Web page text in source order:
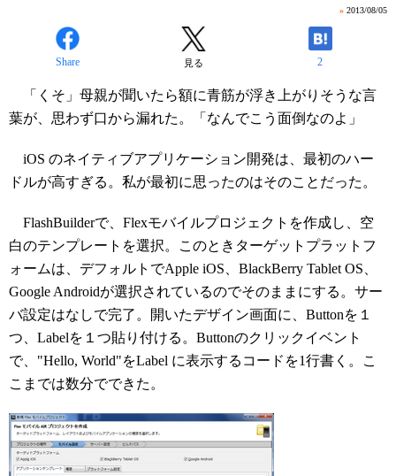
» 2013/08/05
Share 見る 2
「くそ」母親が聞いたら額に青筋が浮き上がりそうな言
葉が、思わず口から漏れた。「なんでこう面倒なのよ」
iOS のネイティブアプリケーション開発は、最初のハー
ドルが高すぎる。私が最初に思ったのはそのことだった。
FlashBuilderで、Flexモバイルプロジェクトを作成し、空
白のテンプレートを選択。このときターゲットプラットフ
ォームは、デフォルトでApple iOS、BlackBerry Tablet OS、
Google Androidが選択されているのでそのままにする。サー
バ設定はなしで完了。開いたデザイン画面に、Buttonを１
つ、Labelを１つ貼り付ける。Buttonのクリックイベント
で、"Hello, World"をLabel に表示するコードを1行書く。こ
こまでは数分でできた。